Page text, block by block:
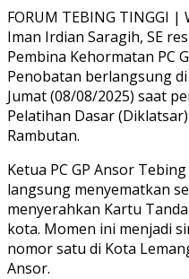
FORUM TEBING TINGGI
Iman Irdian Saragih, SE
Pembina Kehormatan PC
Penobatan berlangsung
Jumat (08/08/2025) saat
Pelatihan Dasar
Rambutan.
Ketua PC GP Ansor
langsung menyematkan
menyerahkan Kartu
kota. Momen ini menjadi
nomor satu di Kota
Ansor.